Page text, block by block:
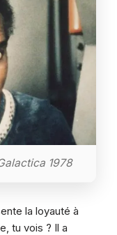
1978
la loyauté à
tu vois ? Il a